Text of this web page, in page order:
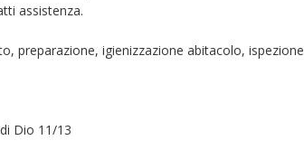
assistenza.
preparazione, igienizzazione abitacolo, ispezione
Dio 11/13